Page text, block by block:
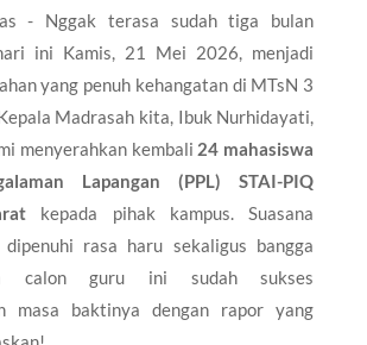
- Nggak terasa sudah tiga bulan
ini Kamis, 21 Mei 2026, menjadi
yang penuh kehangatan di MTsN 3
Madrasah kita, Ibuk Nurhidayati,
menyerahkan kembali 24 mahasiswa
Lapangan (PPL) STAI-PIQ
kepada pihak kampus. Suasana
rasa haru sekaligus bangga
calon guru ini sudah sukses
masa baktinya dengan rapor yang